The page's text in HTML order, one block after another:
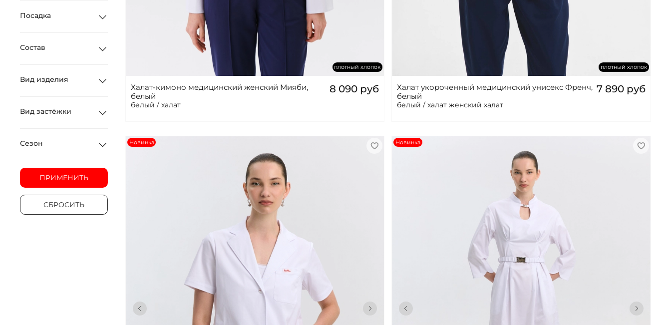
плотный хлопок
Халат-кимоно медицинский женский Мияби,
белый
белый / халат
8 090 руб
плотный хлопок
Халат укороченный медицинский унисекс Френч,
белый
белый / халат женский халат
7 890 руб
Новинка Новинка
Посадка
Состав
Вид изделия
Вид застёжки
Сезон
ПРИМЕНИТЬ
СБРОСИТЬ